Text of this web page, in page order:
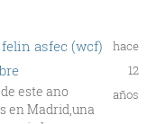
asfec (wcf)
este ano
en Madrid,una
hace
12
años